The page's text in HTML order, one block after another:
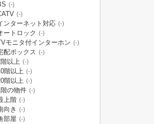
(-)
(-)
ンターネット対応 (-)
ートロック (-)
モニタ付インターホン (-)
配ボックス (-)
以上 (-)
階以上 (-)
階以上 (-)
の物件 (-)
上階 (-)
向き (-)
部屋 (-)